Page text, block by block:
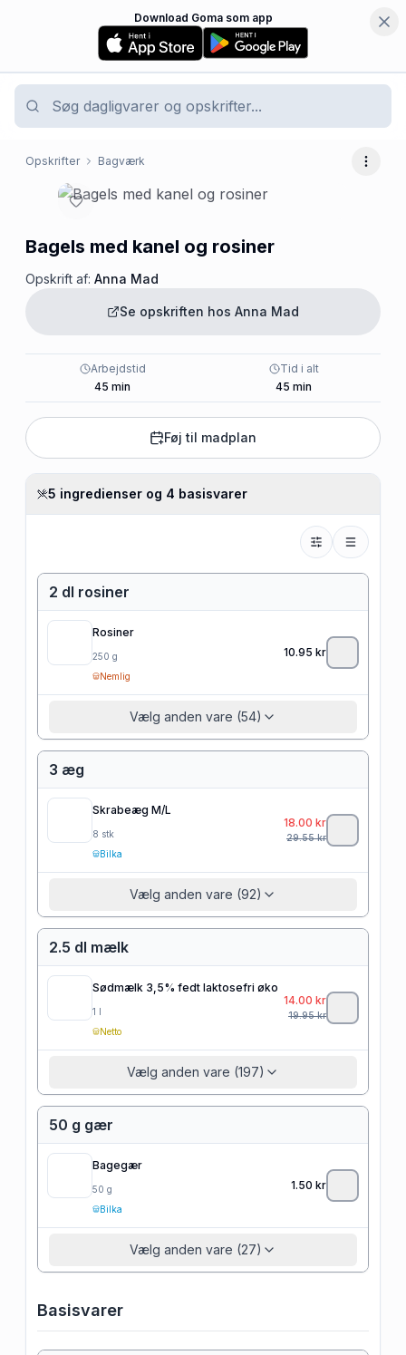
Download Goma som app
Opskrifter Bagværk Flere
Bagels med kanel og rosiner
Opskrift af: Anna Mad
Se opskriften hos Anna Mad
Arbejdstid
45 min
Tid i alt
45 min
Føj til madplan
5 ingredienser og 4 basisvarer
2 dl rosiner
Rosiner
250 g
Nemlig
10.95 kr
Vælg anden vare (54)
3 æg
Skrabeæg M/L
8 stk
Bilka
18.00 kr
29.55kr
Vælg anden vare (92)
2.5 dl mælk
Sødmælk 3,5% fedt laktosefri øko
1 l
Netto
14.00 kr
19.95kr
Vælg anden vare (197)
50 g gær
Bagegær
50 g
Bilka
1.50 kr
Vælg anden vare (27)
Basisvarer